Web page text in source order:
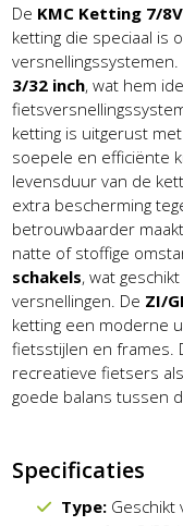
De KMC Ketting 7/
ketting die speciaal is
3/32 inch, wat hem
ketting is uitgerust
soepele en efficiënte
levensduur van de
extra bescherming
betrouwbaarder
natte of stoffige
schakels, wat
versnellingen. De ZI/
ketting een moderne
fietsstijlen en frames.
recreatieve fietsers
goede balans tussen
Specificaties
Type: Geschikt